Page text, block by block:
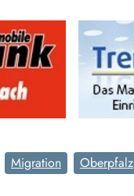
Migration Oberpfalz